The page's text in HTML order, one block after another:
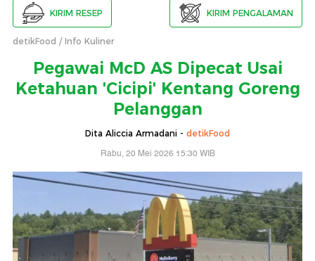
KIRIM RESEP KIRIM PENGALAMAN
detikFood Info Kuliner
Pegawai McD AS Dipecat Usai
Ketahuan 'Cicipi' Kentang Goreng
Pelanggan
Dita Aliccia Armadani - detikFood
Rabu, 20 Mei 2026 15:30 WIB